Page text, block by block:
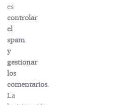
es
controlar
el
spam
y
gestionar
los
comentarios.
La